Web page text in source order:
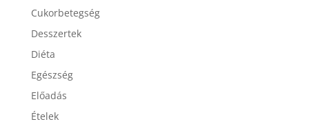
Cukorbetegség
Desszertek
Diéta
Egészség
Előadás
Ételek